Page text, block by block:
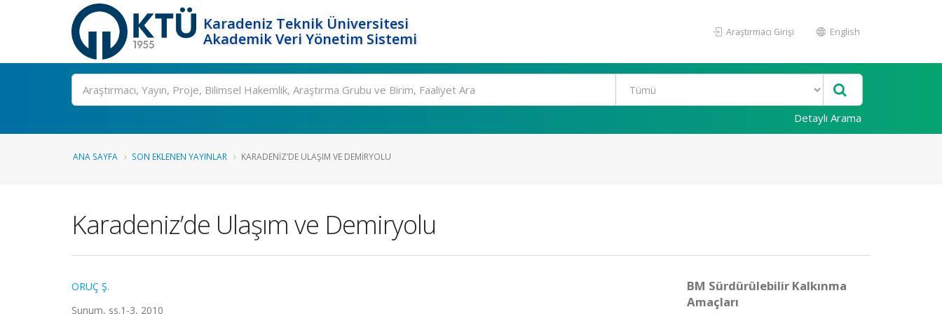
Karadeniz Teknik Üniversitesi
Akademik Veri Yönetim Sistemi
Araştırmacı Girişi English
Ara
Detaylı Arama
ANA SAYFA SON EKLENEN YAYINLAR KARADENIZ’DE ULAŞIM VE DEMIRYOLU
Karadeniz’de Ulaşım ve Demiryolu
ORUÇ Ş.
Sunum, ss.1-3, 2010
BM Sürdürülebilir Kalkınma
Amaçları